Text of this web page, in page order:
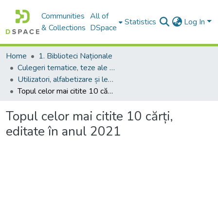
Communities
& Collections
All of
DSpace
Statistics Log In
Home
1. Biblioteci Naționale
Culegeri tematice, teze ale conferințelor. Colocvii
Utilizatori, alfabetizare și lectură
Topul celor mai citite 10 cărți, editate în anul 2021
Topul celor mai citite 10 cărți,
editate în anul 2021